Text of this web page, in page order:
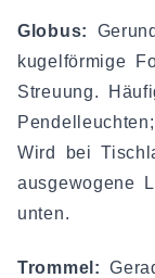
Globus:
kugelförmige
Streuung.
Wird bei
ausgewogene
unten.
Trommel: